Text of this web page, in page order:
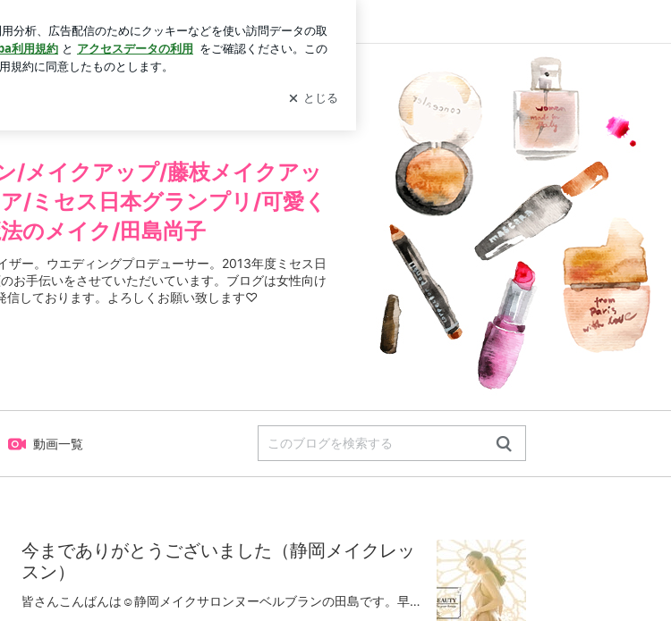
ランプリ/可愛くなる魔法のメイク/田島尚子
ログイン
/メイクアップ/藤枝メイクアッ
/ミセス日本グランプリ/可愛く
のメイク/田島尚子
ザー。ウエディングプロデューサー。2013年度ミセス日
お手伝いをさせていただいています。ブログは女性向け
信しております。よろしくお願い致します♡
動画一覧
今までありがとうございました（静岡メイクレッ
スン）
皆さんこんばんは☺️静岡メイクサロンヌーベルブランの田島です。早いもので、もう11月💦本当に早すぎますねこちらのアメブロには最後の投稿となります。次回からはリニューアルしたホームページで書いていきます。過去の投稿も全て移行しました。こちらです静岡のメイクアップサロン・メイクレッスンや講師派遣 | ヌーベルブラン静岡のメイクアップサロン・メイクレッスンや講師派遣をはじめ、滑らかで健やかな肌を保つオリジナルの保湿美容クリーム「ヴィレボーテ ブリス エモリエント セラム コンセントレイト」を販売しています。www.n-blanc.co.jpコロナ禍ですが、私の中ではバタバタと過ごした年でした。トータルファッションスタイリスト静岡校開校。ホームページリニューアルのため内容見直し。そして、新たなメニューも加わりテキスト作成の日々。私は3日坊主で幼少の頃から何をやるにも続かない。本当に自分でも呆れるほど。しかし今年はホームページの文面作成や画像探し、1枚の画像を探すだけで朝になることもあり、トータルファッションスタイリストの生徒さんの課題の添削をしながら朝を迎えることは当たり前。それだけ一生懸命に向き合う。これは春ごろから続いていますが、全く苦ではないのです。現在はホームページが完成したので夜中は毎日毎日新しく加わるレッスンのテキストに集中し、睨めっこしながら睡眠時間は平均3時間。これも苦ではないし昼間メイクレッスンしながら眠いと思ったこともないし、アクビ一つ出たことない。只々、お客様や生徒様のこれからの人生がもっと素敵に輝いてくれたらいいなぁ〜と思いながら心を込めてテキストを作成しています。しかし、完成が遅れておりまして💦一応これでも急いでおります💦少々お待ちください🙇‍♀️スキンケア、メイク、カラー診断、顔型診断、骨格診断、ショッピング同行。これが全て含まれております。シンデレラコース180分✖️3回の講座で35,800円です。テキスト込みシンデレラコース限定のオリジナルペンプレゼント講座の内容からしますと通常はこの3倍の値段はするとは思いますが意味があってこの金額にしました。皆さんは聖なる数字を聞いたことありますか❓「358」です。旧約聖書にも登場する聖なる数字として知られていますね。風水では「3＝金運」「5＝帝王」「8＝最良の数字」といった意味合いをもつ数字として考えられています。「358」は良い方向への発展を意味するパワーを持つ番号としても知られています。この講座を受けてくださった方が更に良い方向へ、更に素敵な人生となるよう心を込めて決めました。現在ではメイクレッスンの他にスキンケア、カラー診断、骨格診断を単品メニューで受けられる方が増えてきましたが単品だと高くなってしまうので、セットメニューを作りました。今まで単品で受けてくださったお客様からはメイクすることが楽しい！メイクも洋服も似合う色がわかって嬉しい！似合う洋服のデザインやコーディネートがわかってこれからが楽しみ！時間もお金も無駄にしない買い物ができる！着ない洋服で溢れたクローゼットがスッキリした！もう遅いと諦めなくて良かった！色んなことが前向きになった！こんなことを仰ってくださいます☺️本当に嬉しいです☺️なので、裏メニューのようにやっていたこのメニューをセットにするために皆さんの笑顔を想像しながら作成しています。ラストスパートです。もうしばらくお待ちくださいませ🙇‍♀️そして、このアメブロへの投稿は本日が最後となります。フォローしてくださった皆様読者登録してくださった皆様ブックマークしてくださった皆様本当にありがとうございました。これからはオフィシャルサイトに書いていくことになります。このアメブロは、しばらくしてこの記事だけを残し、過去の投稿は全て削除します。過去の投稿はホームページ内のブログに全て移籍しましたのでご安心ください☺️こちらです静岡のメイクアップサロン・メイクレッスンや講師派遣 | ヌーベルブラン静岡のメイクアップサロン・メイクレッスンや講師派遣をはじめ、滑らかで健やかな肌を保つオリジナルの保湿美容クリーム「ヴィレボーテ ブリス エモリエント セラム コンセントレイト」を販売しています。www.n-blanc.co.jp書き慣れたアメブロから離れるのは少し寂しいですが、これからはオフィシャルサイトの方で、しっかり自分のWorldを守っていこうと思います。今後とも、どうぞよろしくお願い致します🙇‍♀️株式会社ヌーベルブラン代表取締役 田島尚子2013年度ミセス日本グランプリミセス日本の会 東海事務局 代表ミセス日本グランプリ公認メイク講師メイクアップアーティストスキンケアアドバイザートータルファッションスタイリスト®︎静岡校 講師株式会社ヌーベルブラン代表取締役 田島尚子藤枝市前島2丁目8-1定休日:木曜日・第一、第三日曜日営業時間:10:00〜18:00E-mail：info@n-blanc.co.jp定休日以外にショッピング同行などで不在の日がございます。ホームページのお知らせ欄に記載しておりますので、お手数ですがご来店の際はそちらをご確認くださいませ。⚜️メイクレッスン⚜️スキンケア⚜️笑顔レッスン⚜️顔型診断⚜️ネック診断⚜️骨格診断⚜️カラー診断⚜️ショッピング同行メイクレッスンにお越しのお客様へ。コスメは販売しておりません。お気軽にお越しくださいませ。ホームページ静岡のメイクアップサロン・メイクレッスンや講師派遣 | ヌーベルブラン静岡のメイクアップサロン・メイクレッスンや講師派遣をはじめ、滑らかで健やかな肌を保つオリジナルの保湿美容クリーム「ヴィレボーテ ブリス エモリエント セラム コンセントレイト」を販売しています。www.n-blanc.co.jp